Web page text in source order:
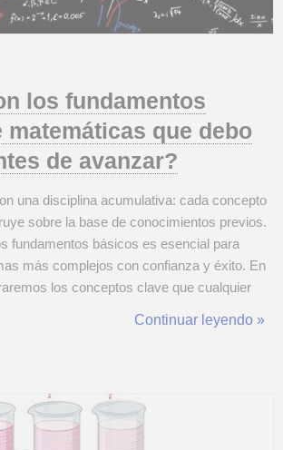
los fundamentos
matemáticas que debo
de avanzar?
una disciplina acumulativa: cada concepto
sobre la base de conocimientos previos.
fundamentos básicos es esencial para
más complejos con confianza y éxito. En
los conceptos clave que cualquier
básicas: el corazón de las
Continuar leyendo »